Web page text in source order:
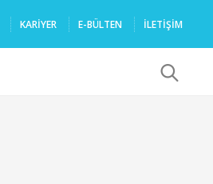
KARIYER E-BÜLTEN İLETİŞİM